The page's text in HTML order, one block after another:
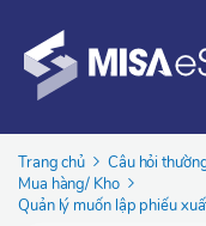
Trang chủ Câu hỏi
Mua hàng/ Kho
Quản lý muốn lập phiếu